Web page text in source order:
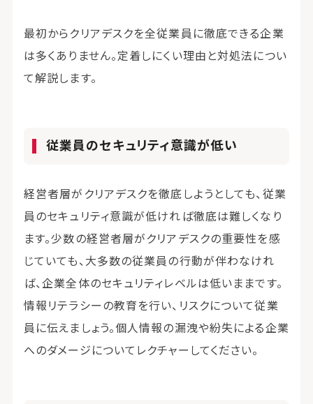
最初からクリアデスクを全従業員に徹底できる企業
は多くありません。定着しにくい理由と対処法につい
て解説します。
従業員のセキュリティ意識が低い
経営者層がクリアデスクを徹底しようとしても、従業
員のセキュリティ意識が低ければ徹底は難しくなり
ます。少数の経営者層がクリアデスクの重要性を感
じていても、大多数の従業員の行動が伴わなけれ
ば、企業全体のセキュリティレベルは低いままです。
情報リテラシーの教育を行い、リスクについて従業
員に伝えましょう。個人情報の漏洩や紛失による企業
へのダメージについてレクチャーしてください。